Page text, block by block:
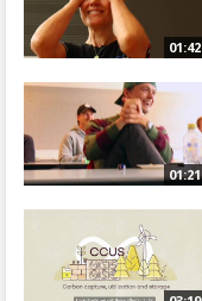
01:42
01:21